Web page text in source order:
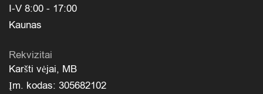
I-V 8:00 - 17:00
Kaunas
Rekvizitai
Karšti vėjai, MB
Įm. kodas: 305682102